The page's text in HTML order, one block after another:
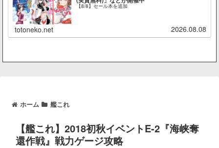
【8/8】セール本を追加
totoneko.net 2026.08.08
ホーム 艦これ
【艦これ】2018初秋イベントE-2『海峡奪
還作戦』戦力ゲージ攻略